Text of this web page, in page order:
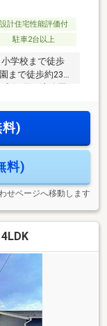
設計住宅性能評価付
駐車2台以上
学校まで徒歩
まで徒歩約23分
らも安心なリビ
室換気暖房乾燥
ト情報をご覧
)
料)
せページへ移動します